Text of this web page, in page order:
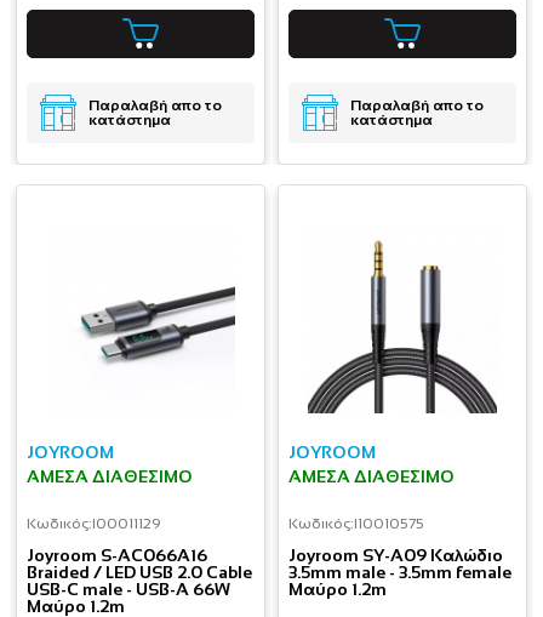
Παραλαβή απο το
κατάστημα
Παραλαβή απο το
κατάστημα
JOYROOM
ΆΜΕΣΑ ΔΙΑΘΈΣΙΜΟ
Κωδικός:I00011129
Joyroom S-AC066A16
Braided / LED USB 2.0 Cable
USB-C male - USB-A 66W
Μαύρο 1.2m
JOYROOM
ΆΜΕΣΑ ΔΙΑΘΈΣΙΜΟ
Κωδικός:I10010575
Joyroom SY-A09 Καλώδιο
3.5mm male - 3.5mm female
Μαύρο 1.2m